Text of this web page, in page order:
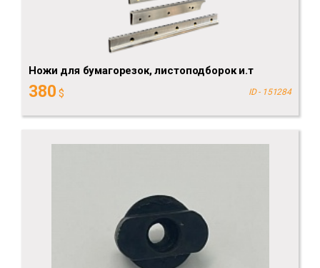
Ножи для бумагорезок, листоподборок и.т
380 $ ID - 151284